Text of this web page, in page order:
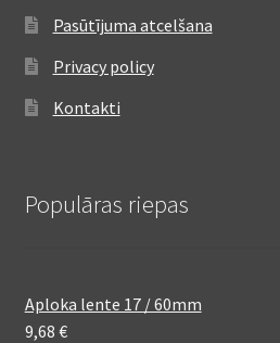
Pasūtījuma atcelšana
Privacy policy
Kontakti
Populāras riepas
Aploka lente 17 / 60mm
9,68 €